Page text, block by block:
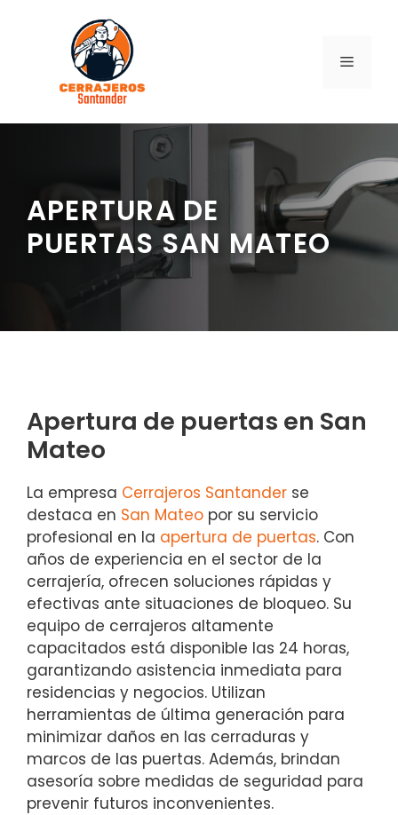
contenido
MENÚ
APERTURA DE
PUERTAS SAN MATEO
Apertura de puertas en San
Mateo
La empresa Cerrajeros Santander se
destaca en San Mateo por su servicio
profesional en la apertura de puertas. Con
años de experiencia en el sector de la
cerrajería, ofrecen soluciones rápidas y
efectivas ante situaciones de bloqueo. Su
equipo de cerrajeros altamente
capacitados está disponible las 24 horas,
garantizando asistencia inmediata para
residencias y negocios. Utilizan
herramientas de última generación para
minimizar daños en las cerraduras y
marcos de las puertas. Además, brindan
asesoría sobre medidas de seguridad para
prevenir futuros inconvenientes.